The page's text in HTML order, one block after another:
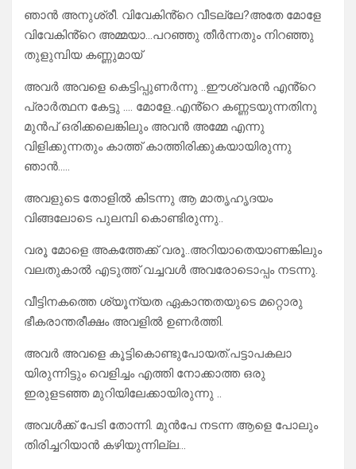
ഞാൻ അനുശ്രീ. വിവേകിൻ്റെ വീടല്ലേ?അതേ മോളേ
വിവേകിൻ്റെ അമ്മയാ…പറഞ്ഞു തീർന്നതും നിറഞ്ഞു
തുളുമ്പിയ കണ്ണുമായ്
അവർ അവളെ കെട്ടിപ്പുണർന്നു ..ഈശ്വരൻ എൻ്റെ
പ്രാർത്ഥന കേട്ടു …. മോളേ..എൻ്റെ കണ്ണടയുന്നതിനു
മുൻപ് ഒരിക്കലെങ്കിലും അവൻ അമ്മേ എന്നു
വിളിക്കുന്നതും കാത്ത് കാത്തിരിക്കുകയായിരുന്നു
ഞാൻ…..
അവളുടെ തോളിൽ കിടന്നു ആ മാതൃഹൃദയം
വിങ്ങലോടെ പുലമ്പി കൊണ്ടിരുന്നു..
വരൂ മോളെ അകത്തേക്ക് വരൂ..അറിയാതെയാണങ്കിലും
വലതുകാൽ എടുത്ത് വച്ചവൾ അവരോടൊപ്പം നടന്നു.
വീട്ടിനകത്തെ ശ്യൂന്യത ഏകാന്തതയുടെ മറ്റൊരു
ഭീകരാന്തരീക്ഷം അവളിൽ ഉണർത്തി.
അവർ അവളെ കൂട്ടികൊണ്ടുപോയത്.പട്ടാപകലാ
യിരുന്നിട്ടും വെളിച്ചം എത്തി നോക്കാത്ത ഒരു
ഇരുളടഞ്ഞ മുറിയിലേക്കായിരുന്നു ..
അവൾക്ക് പേടി തോന്നി. മുൻപേ നടന്ന ആളെ പോലും
തിരിച്ചറിയാൻ കഴിയുന്നില്ല…